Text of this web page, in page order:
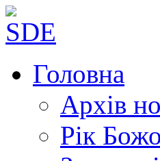
Головна
Архів
Рік